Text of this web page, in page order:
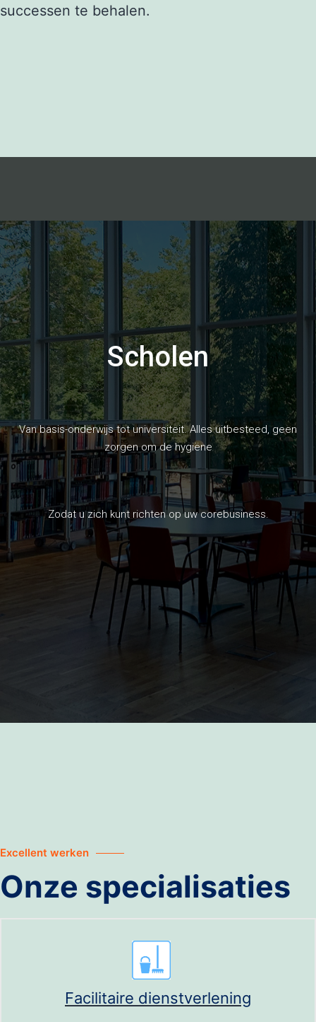
successen te behalen.
Scholen
Van basis-onderwijs tot universiteit. Alles uitbesteed, geen
zorgen om de hygiëne
Zodat u zich kunt richten op uw corebusiness.
Excellent werken
Onze specialisaties
Facilitaire dienstverlening